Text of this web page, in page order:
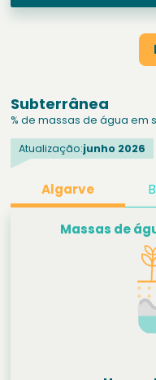
Subterrânea
% de massas de água em
Atualização:junho 2026
Algarve
Massas de